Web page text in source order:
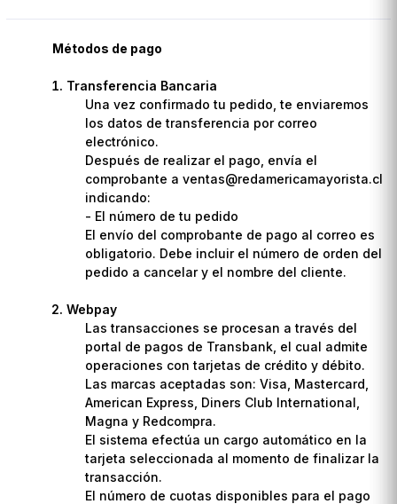
Métodos de pago
Transferencia Bancaria
Una vez confirmado tu pedido, te enviaremos
los datos de transferencia por correo
electrónico.
Después de realizar el pago, envía el
comprobante a ventas@redamericamayorista.cl
indicando:
- El número de tu pedido
El envío del comprobante de pago al correo es
obligatorio. Debe incluir el número de orden del
pedido a cancelar y el nombre del cliente.
Webpay
Las transacciones se procesan a través del
portal de pagos de Transbank, el cual admite
operaciones con tarjetas de crédito y débito.
Las marcas aceptadas son: Visa, Mastercard,
American Express, Diners Club International,
Magna y Redcompra.
El sistema efectúa un cargo automático en la
tarjeta seleccionada al momento de finalizar la
transacción.
El número de cuotas disponibles para el pago